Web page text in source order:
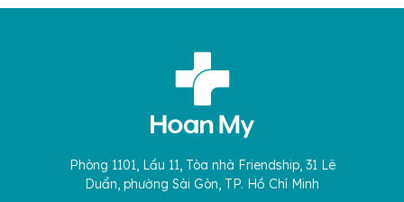
Phòng 1101, Lầu 11, Tòa nhà Friendship, 31 Lê
Duẩn, phường Sài Gòn, TP. Hồ Chí Minh